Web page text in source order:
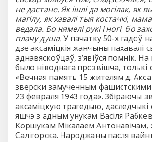
не дастане. Як ішлі да могілак, як
магілу, як хавалі тыя костачкі,
ведала. Бо нямелі рукі і ногі, бо
плачу душа.У пачатку 50-х гадоў
дзе аксаміцкія жанчыны пахавалі
аднавяскоўцаў, з’явіўся помнік.
было ніводнага прозвішча, толькі
«Вечная память 15 жителям д.
зверски замученным
23 февраля 1943 года». Збіраючы
аксаміцкую трагедыю, даследчыкі
яшчэ з адным унукам Васіля
Коршукам Мікалаем Антонавічам,
Салігорска. Народжаны пасля